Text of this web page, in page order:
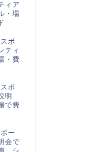
ィア
・場
ボ
ティ
・費
ボ
明
で費
ー
会で